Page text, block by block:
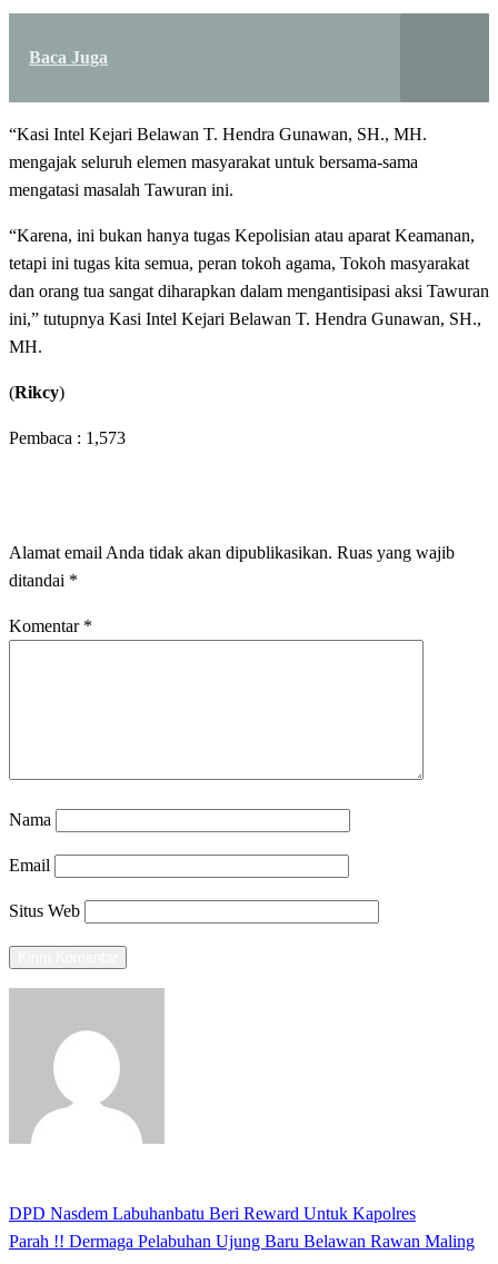
Baca Juga
“Kasi Intel Kejari Belawan T. Hendra Gunawan, SH., MH.
mengajak seluruh elemen masyarakat untuk bersama-sama
mengatasi masalah Tawuran ini.
“Karena, ini bukan hanya tugas Kepolisian atau aparat Keamanan,
tetapi ini tugas kita semua, peran tokoh agama, Tokoh masyarakat
dan orang tua sangat diharapkan dalam mengantisipasi aksi Tawuran
ini,” tutupnya Kasi Intel Kejari Belawan T. Hendra Gunawan, SH.,
MH.
(Rikcy)
Pembaca : 1,573
Alamat email Anda tidak akan dipublikasikan. Ruas yang wajib
ditandai *
Komentar *
Nama
Email
Situs Web
Navigasi
Previous
Post
DPD Nasdem Labuhanbatu Beri Reward Untuk Kapolres
Next
Parah !! Dermaga Pelabuhan Ujung Baru Belawan Rawan Maling